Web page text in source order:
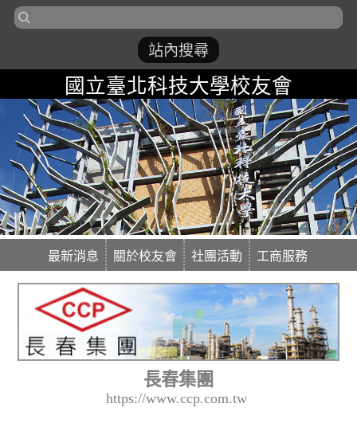
國立臺北科技大學校友會
最新消息 關於校友會 社團活動 工商服務
長春集團
https://www.ccp.com.tw